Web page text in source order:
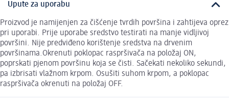
Upute za uporabu
Proizvod je namijenjen za čišćenje tvrdih površina i zahtijeva oprez
pri uporabi. Prije uporabe sredstvo testirati na manje vidljivoj
površini. Nije predviđeno korištenje sredstva na drvenim
površinama.Okrenuti poklopac raspršivača na položaj ON,
poprskati pjenom površinu koja se čisti. Sačekati nekoliko sekundi,
pa izbrisati vlažnom krpom. Osušiti suhom krpom, a poklopac
raspršivača okrenuti na položaj OFF.